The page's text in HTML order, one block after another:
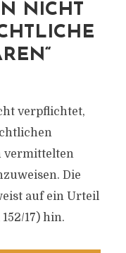
NICHT
verpflichtet,
vermittelten
Die
auf ein Urteil
17) hin.